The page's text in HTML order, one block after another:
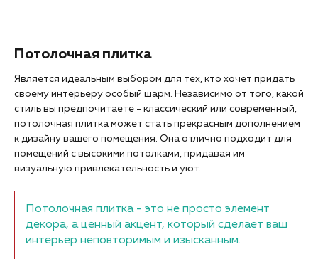
Потолочная плитка
Является идеальным выбором для тех, кто хочет придать
своему интерьеру особый шарм. Независимо от того, какой
стиль вы предпочитаете - классический или современный,
потолочная плитка может стать прекрасным дополнением
к дизайну вашего помещения. Она отлично подходит для
помещений с высокими потолками, придавая им
визуальную привлекательность и уют.
Потолочная плитка - это не просто элемент
декора, а ценный акцент, который сделает ваш
интерьер неповторимым и изысканным.